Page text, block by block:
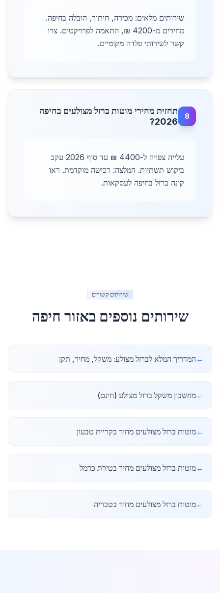
שירותים מלאים: מכירה, חיתוך, הובלה בחיפה.
מחירים מ-4200 ₪, התאמה לפרויקטים. צרו
קשר לשירותי פלדה מקומיים.
8
תחזית מחירי מוטות ברזל מצולעים בחיפה
2026?
עלייה צפויה ל-4400 ₪ עד סוף 2026 עקב
ביקוש תשתיות. המלצה: רכישה מוקדמת. ראו
קונה ברזל בחיפה לעסקאות.
שירותים קשורים
שירותים נוספים באזור חיפה
← המדריך המלא לברזל מצולע: משקל, מחיר, תקן
←מחשבון משקל ברזל מצולע (חינם)
←מוטות ברזל מצולעים מחיר בקריית טבעון
←מוטות ברזל מצולעים מחיר בטירת כרמל
←מוטות ברזל מצולעים מחיר בטבריה